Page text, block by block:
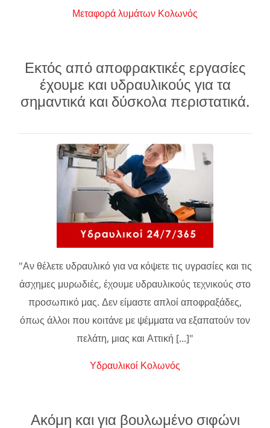
Μεταφορά λυμάτων Κολωνός
Εκτός από αποφρακτικές εργασίες
έχουμε και υδραυλικούς για τα
σημαντικά και δύσκολα περιστατικά.
"Αν θέλετε υδραυλικό για να κόψετε τις υγρασίες και τις
άσχημες μυρωδιές, έχουμε υδραυλικούς τεχνικούς στο
προσωπικό μας. Δεν είμαστε απλοί αποφραξάδες,
όπως άλλοι που κοιτάνε με ψέμματα να εξαπατούν τον
πελάτη, μιας και Αττική [...]"
Υδραυλικοί Κολωνός
Ακόμη και για βουλωμένο σιφώνι